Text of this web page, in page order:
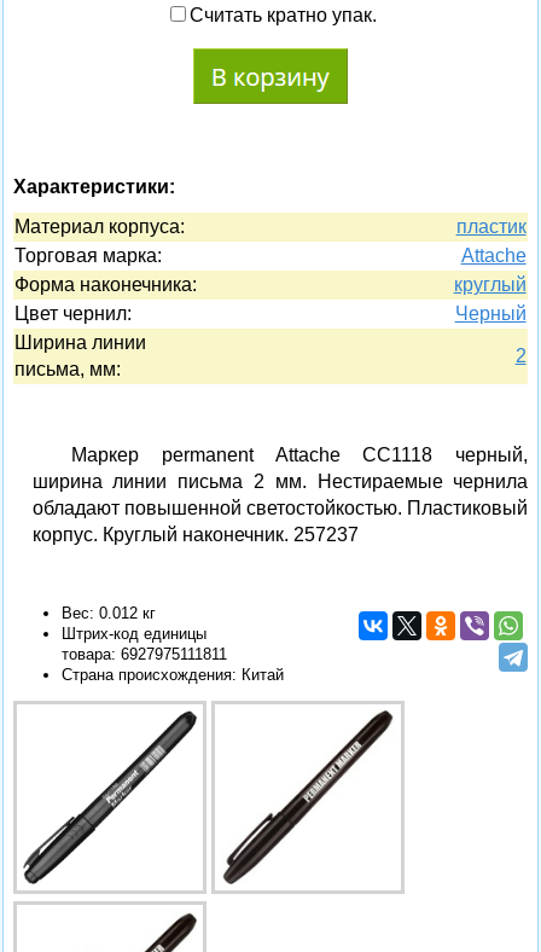
Считать кратно упак.
Характеристики:
Материал корпуса:
пластик
Торговая марка:
Attache
Форма наконечника:
круглый
Цвет чернил:
Черный
Ширина линии
письма, мм:
2
Маркер permanent Attache CC1118 черный,
ширина линии письма 2 мм. Нестираемые чернила
обладают повышенной светостойкостью. Пластиковый
корпус. Круглый наконечник. 257237
Вес: 0.012 кг
Штрих-код единицы
товара: 6927975111811
Страна происхождения: Китай